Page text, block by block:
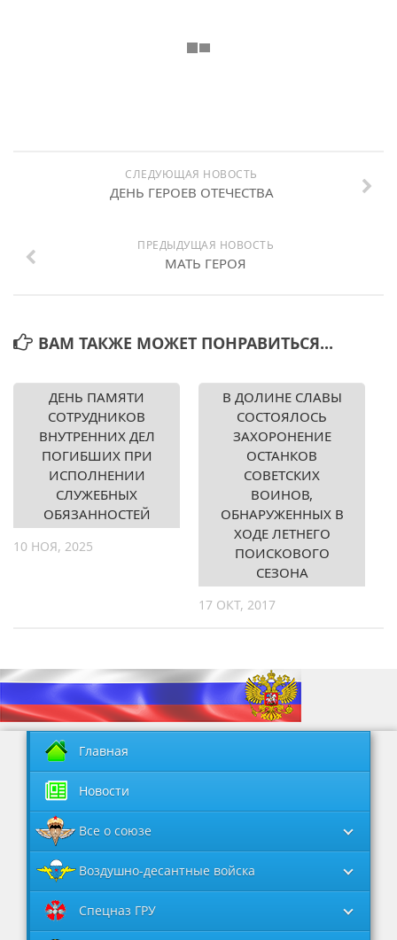
СЛЕДУЮЩАЯ НОВОСТЬ
ДЕНЬ ГЕРОЕВ ОТЕЧЕСТВА
ПРЕДЫДУЩАЯ НОВОСТЬ
МАТЬ ГЕРОЯ
ВАМ ТАКЖЕ МОЖЕТ ПОНРАВИТЬСЯ...
ДЕНЬ ПАМЯТИ
СОТРУДНИКОВ
ВНУТРЕННИХ ДЕЛ
ПОГИБШИХ ПРИ
ИСПОЛНЕНИИ
СЛУЖЕБНЫХ
ОБЯЗАННОСТЕЙ
10 НОЯ, 2025
В ДОЛИНЕ СЛАВЫ
СОСТОЯЛОСЬ
ЗАХОРОНЕНИЕ
ОСТАНКОВ
СОВЕТСКИХ
ВОИНОВ,
ОБНАРУЖЕННЫХ В
ХОДЕ ЛЕТНЕГО
ПОИСКОВОГО
СЕЗОНА
17 ОКТ, 2017
Главная
Новости
Все о союзе
Воздушно-десантные войска
Спецназ ГРУ